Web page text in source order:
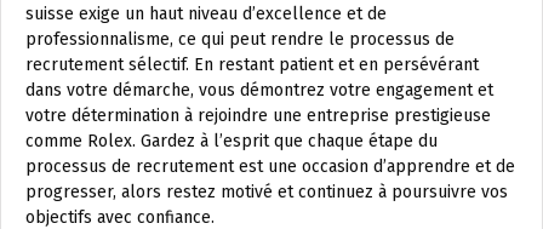
suisse exige un haut niveau d’excellence et de
professionnalisme, ce qui peut rendre le processus de
recrutement sélectif. En restant patient et en persévérant
dans votre démarche, vous démontrez votre engagement et
votre détermination à rejoindre une entreprise prestigieuse
comme Rolex. Gardez à l’esprit que chaque étape du
processus de recrutement est une occasion d’apprendre et de
progresser, alors restez motivé et continuez à poursuivre vos
objectifs avec confiance.